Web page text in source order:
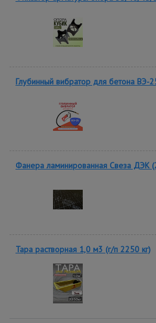
Глубинный вибратор для бетона ВЭ-
Фанера ламинированная Свеза ДЭК
Тара растворная 1,0 м3 (г/п 2250 кг)